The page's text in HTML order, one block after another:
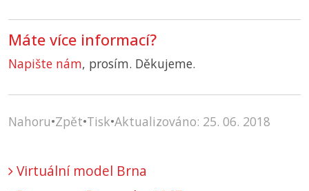
Máte více informací?
Napište nám, prosím. Děkujeme.
Nahoru•Zpět•Tisk•Aktualizováno: 25. 06. 2018
Virtuální model Brna